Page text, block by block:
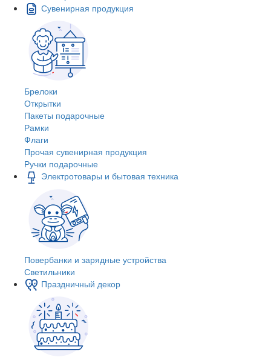
Сувенирная продукция
Брелоки
Открытки
Пакеты подарочные
Рамки
Флаги
Прочая сувенирная продукция
Ручки подарочные
Электротовары и бытовая техника
Повербанки и зарядные устройства
Светильники
Праздничный декор